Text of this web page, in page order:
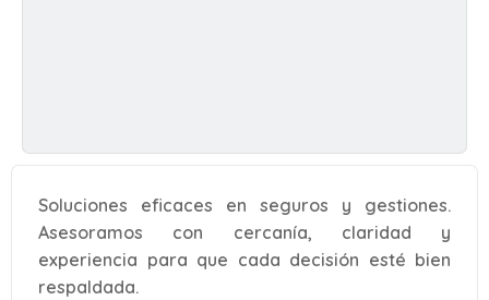
Soluciones eficaces en seguros y gestiones.
Asesoramos con cercanía, claridad y
experiencia para que cada decisión esté bien
respaldada.